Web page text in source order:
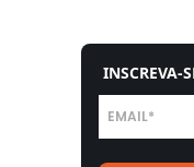
INSCREVA-